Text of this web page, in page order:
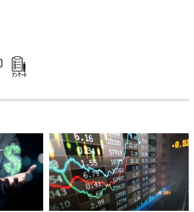
ｱﾝｹｰﾄ